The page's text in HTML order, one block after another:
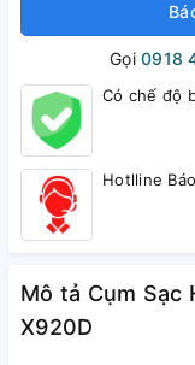
Gọi0918
Có chế độ
Hotlline
Mô tả Cụm Sạc
X920D